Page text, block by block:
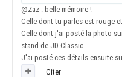
@Zaz : belle mémoire !
Celle dont tu parles est rouge
Celle dont j'ai posté la photo
stand de JD Classic.
J'ai posté ces détails ensuite
Citer